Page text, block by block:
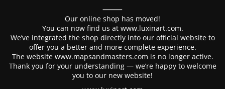
⸻
Our online shop has moved!
You can now find us at www.luxinart.com.
We’ve integrated the shop directly into our official website to
offer you a better and more complete experience.
The website www.mapsandmasters.com is no longer active.
Thank you for your understanding — we’re happy to welcome
you to our new website!